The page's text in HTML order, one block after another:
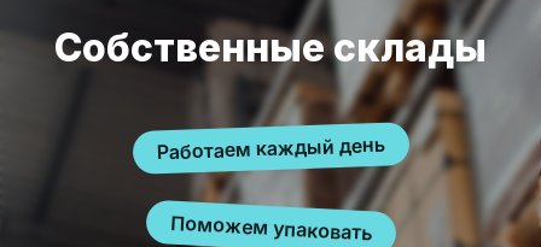
Собственные склады
Работаем каждый день
Поможем упаковать